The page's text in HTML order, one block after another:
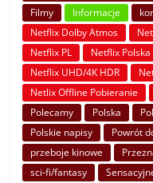
Filmy
Informacje
Netflix Dolby Atmos
Netflix PL
Netflix Polska
Netflix UHD/4K HDR
Netlix Offline Pobieranie
Polecamy
Polska
Polskie napisy
Powrót
przeboje kinowe
sci-fi/fantasy